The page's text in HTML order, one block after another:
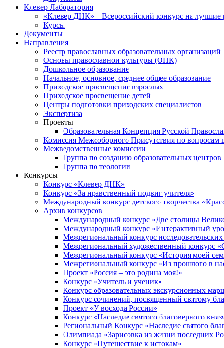
Клевер Лаборатория
«Клевер ДНК» – Всероссийский конкурс на лучшие
Курсы
Документы
Направления
Реестр православных образовательных организаций
Основы православной культуры (ОПК)
Дошкольное образование
Начальное, основное, среднее общее образование
Приходское просвещение взрослых
Приходское просвещение детей
Центры подготовки приходских специалистов
Экспертиза
Проекты
Образовательная Концепция Русской
Комиссия Межсоборного Присутствия по вопросам
Межведомственные комиссии
Группа по созданию образовательных центров
Группа по теологии
Конкурсы
Конкурс «Клевер ДНК»
Конкурс «За нравственный подвиг учителя»
Международный конкурс детского творчества
Архив конкурсов
Международный конкурс «Две столицы
Международный конкурс «Интерактивный
Межрегиональный конкурс
Межрегиональный художественный конкурс
Межрегиональный конкурс «История моей
Межрегиональный конкурс «Из прошлого в
Проект «Россия – это родина моя!»
Конкурс «Учитель и ученик»
Конкурс образовательных экскурсионных
Конкурс сочинений, посвященный святому
Проект «У восхода России»
Конкурс «Наследие святого благоверного
Региональный Конкурс «Наследие святого
Олимпиада «Зарисовка из жизни последних
Конкурс «Путешествие к истокам»